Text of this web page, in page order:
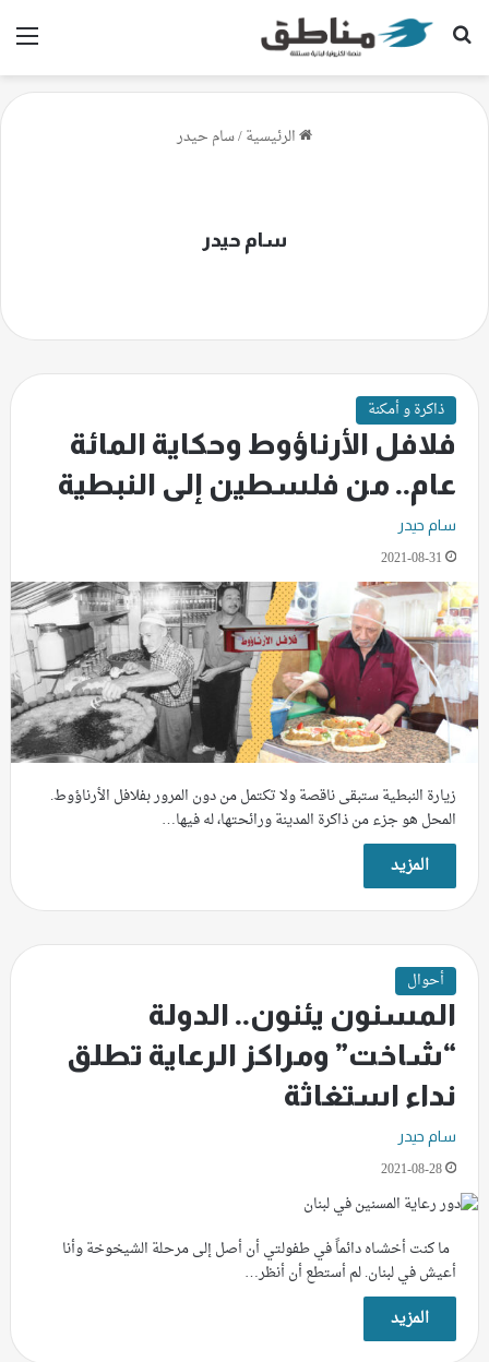
بحث عن
الرئيسية/سام حيدر
سام حيدر
ذاكرة و أمكنة
فلافل الأرناؤوط وحكاية المائة
عام.. من فلسطين إلى النبطية
سام حيدر
2021-08-31
زيارة النبطية ستبقى ناقصة ولا تكتمل من دون المرور بفلافل الأرناؤوط.
المحل هو جزء من ذاكرة المدينة ورائحتها، له فيها…
المزيد
أحوال
المسنون يئنون.. الدولة
“شاخت” ومراكز الرعاية تطلق
نداء استغاثة
سام حيدر
2021-08-28
ما كنت أخشىاه دائماً في طفولتي أن أصل إلى مرحلة الشيخوخة وأنا
أعيش في لبنان. لم أستطع أن أنظر…
المزيد